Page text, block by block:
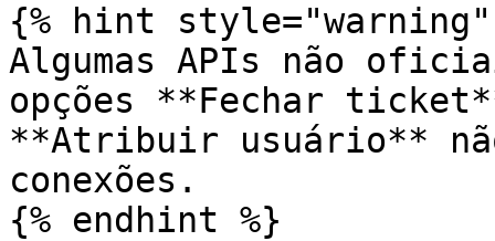
{% hint style="warning"
Algumas APIs não
opções **Fechar
**Atribuir usuário**
conexões.
{% endhint %}